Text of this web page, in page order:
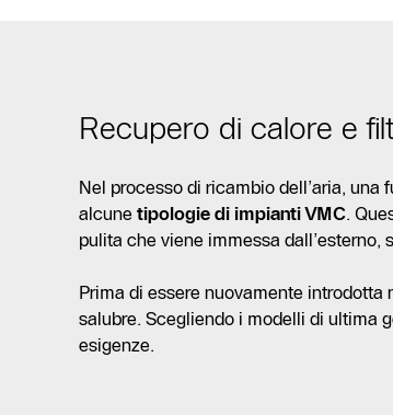
Recupero di calore e
Nel processo di ricambio dell’aria, una
alcune tipologie di impianti VMC.
pulita che viene immessa
Prima di essere nuovamente introdotta
salubre. Scegliendo i modelli di ultima
esigenze.